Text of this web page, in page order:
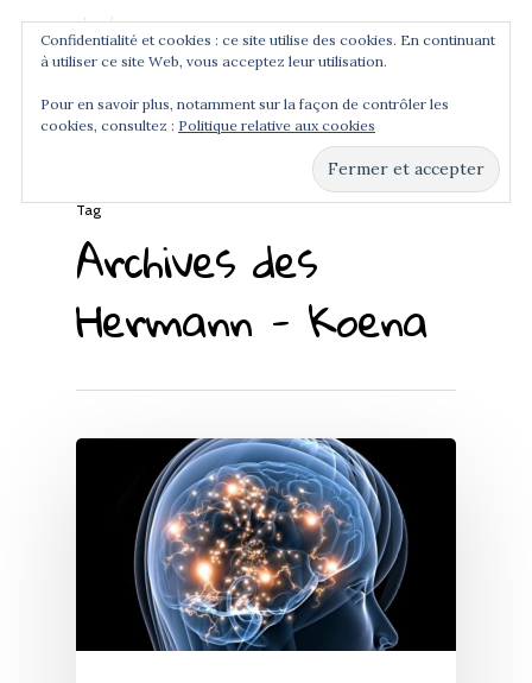
Hit enter to search or ESC to close
Tag
Archives des
Hermann - Koena
Confidentialité et cookies : ce site utilise des cookies. En continuant
à utiliser ce site Web, vous acceptez leur utilisation.
Pour en savoir plus, notamment sur la façon de contrôler les
cookies, consultez : Politique relative aux cookies